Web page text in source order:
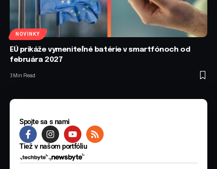
NOVINKY
EÚ prikáže vymeniteľné batérie v smartfónoch od
februára 2027
3 Min Read
Spojte sa s nami
Tiež v našom portfóliu